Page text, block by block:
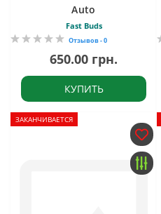
Auto
Fast Buds
Отзывов - 0
650.00 грн.
КУПИТЬ
ЗАКАНЧИВАЕТСЯ